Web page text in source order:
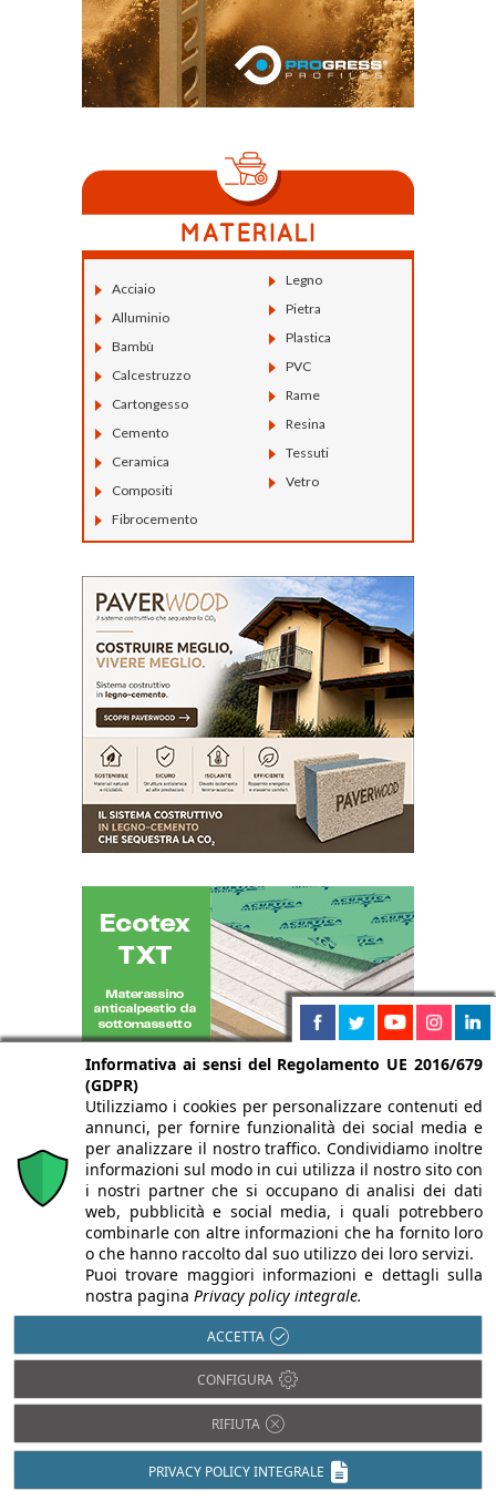
Acciaio
Alluminio
Bambù
Calcestruzzo
Cartongesso
Cemento
Ceramica
Compositi
Fibrocemento
Legno
Pietra
Plastica
PVC
Rame
Resina
Tessuti
Vetro
Informativa ai sensi del Regolamento UE 2016/679
(GDPR)
Utilizziamo i cookies per personalizzare contenuti ed
annunci, per fornire funzionalità dei social media e
per analizzare il nostro traffico. Condividiamo inoltre
informazioni sul modo in cui utilizza il nostro sito con
i nostri partner che si occupano di analisi dei dati
web, pubblicità e social media, i quali potrebbero
combinarle con altre informazioni che ha fornito loro
o che hanno raccolto dal suo utilizzo dei loro servizi.
Puoi trovare maggiori informazioni e dettagli sulla
nostra pagina Privacy policy integrale.
ACCETTA
CONFIGURA
RIFIUTA
PRIVACY POLICY INTEGRALE